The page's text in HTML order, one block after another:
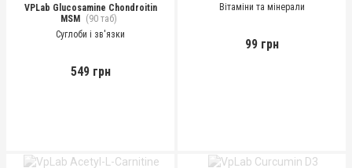
VPLab Glucosamine Chondroitin
MSM
(90 таб)
Суглоби і зв'язки
549 грн
Вітаміни та мінерали
99 грн